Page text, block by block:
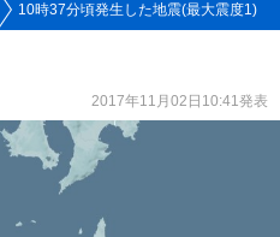
10時37分頃発生した地震(最大震度1)
2017年11月02日10:41発表